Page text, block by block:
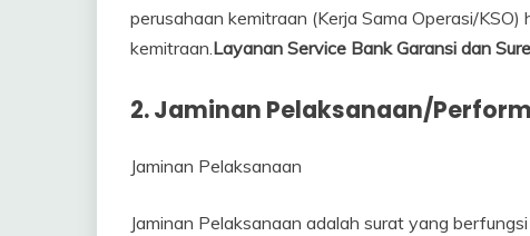
perusahaan kemitraan (Kerja Sama Operasi/
kemitraan. Layanan Service Bank Garansi dan
2.Jaminan Pelaksanaan/
Jaminan Pelaksanaan
Jaminan Pelaksanaan adalah surat yang